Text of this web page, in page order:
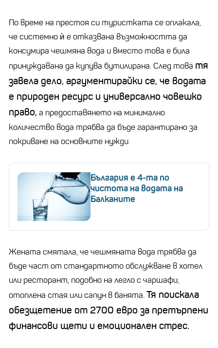
По време на престоя си туристката се оплакала,
че системно ѝ е отказвана възможността да
консумира чешмяна вода и вместо това е била
принуждавана да купува бутилирана. След това тя
завела дело, аргументирайки се, че водата
е природен ресурс и универсално човешко
право, а предоставянето на минимално
количество вода трябва да бъде гарантирано за
покриване на основните нужди.
България е 4-та по
чистота на водата на
Балканите
Жената смятала, че чешмяната вода трябва да
бъде част от стандартното обслужване в хотел
или ресторант, подобно на легло с чаршафи,
отоплена стая или сапун в банята.Тя поискала
обезщетение от 2700 евро за претърпени
финансови щети и емоционален стрес.